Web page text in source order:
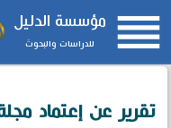
مؤسسة الدليل
للدراسات والبحوث 
تقرير عن إعتماد